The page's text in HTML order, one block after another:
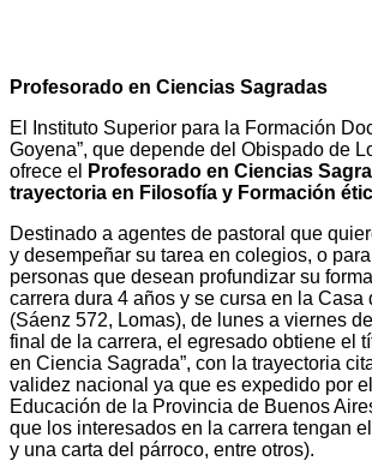
Profesorado en Ciencias Sagradas
El Instituto Superior para la Formación
Goyena”, que depende del Obispado de
ofrece el
Profesorado en Ciencias
trayectoria en Filosofía y Formación
Destinado a agentes de pastoral que
y desempeñar su tarea en colegios, o
personas que desean profundizar su
carrera dura 4 años y se cursa en la Casa
(Sáenz 572, Lomas), de lunes a viernes
final de la carrera, el egresado obtiene el
en Ciencia Sagrada”, con la trayectoria
validez nacional ya que es expedido por
Educación de la Provincia de Buenos
que los interesados en la carrera tengan
y una carta del párroco, entre otros).